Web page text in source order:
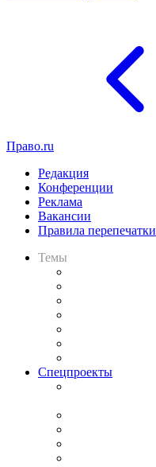
Право.ru
Редакция
Конференции
Реклама
Вакансии
Правила перепечатки
Темы
Спецпроекты